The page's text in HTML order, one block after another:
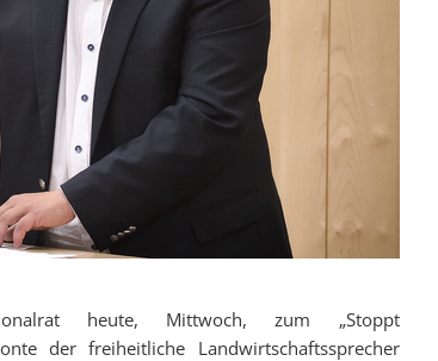
heute, Mittwoch, zum „Stoppt
der freiheitliche Landwirtschaftssprecher